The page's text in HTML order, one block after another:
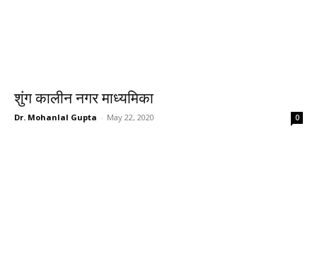
शुंग कालीन नगर माध्यमिका
Dr. Mohanlal Gupta - May 22, 2020 0